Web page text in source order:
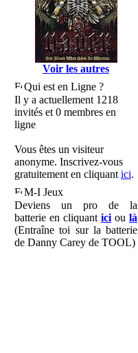
Voir les autres
Qui est en Ligne ?
Il y a actuellement 1218
invités et 0 membres en
ligne
Vous êtes un visiteur
anonyme. Inscrivez-vous
gratuitement en cliquant ici.
M-I Jeux
Deviens un pro de la
batterie en cliquant ici ou là
(Entraîne toi sur la batterie
de Danny Carey de TOOL)